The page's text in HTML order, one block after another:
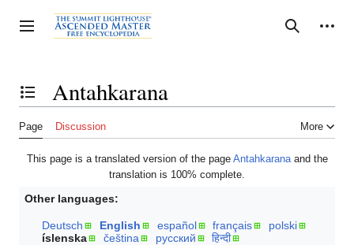
to
content
Toggle sidebar Search
Personal tools
Toggle the table of contentsAntahkarana
Page Discussion More
This page is a translated version of the page Antahkaranaand the
translation is 100% complete.
Other languages:
Deutsch English español français
polski
íslenska
čeština русский हिन्दी